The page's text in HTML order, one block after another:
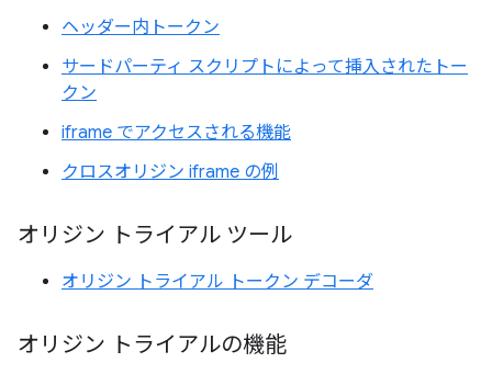
ヘッダー内トークン
サードパーティ スクリプトによって挿入されたトー
クン
iframe でアクセスされる機能
クロスオリジン iframe の例
オリジン トライアル ツール
オリジン トライアル トークン デコーダ
オリジン トライアルの機能